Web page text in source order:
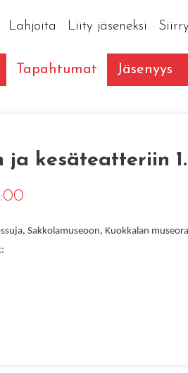
Lahjoita Liity jäseneksi
Tapahtumat Jäsenyys
ja kesäteatteriin
Sakkolamuseoon, Kuokkalan